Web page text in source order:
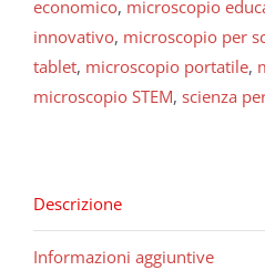
economico, microscopio
innovativo, microscopio per
tablet, microscopio portatile,
microscopio STEM, scienza
Descrizione
Informazioni aggiuntive